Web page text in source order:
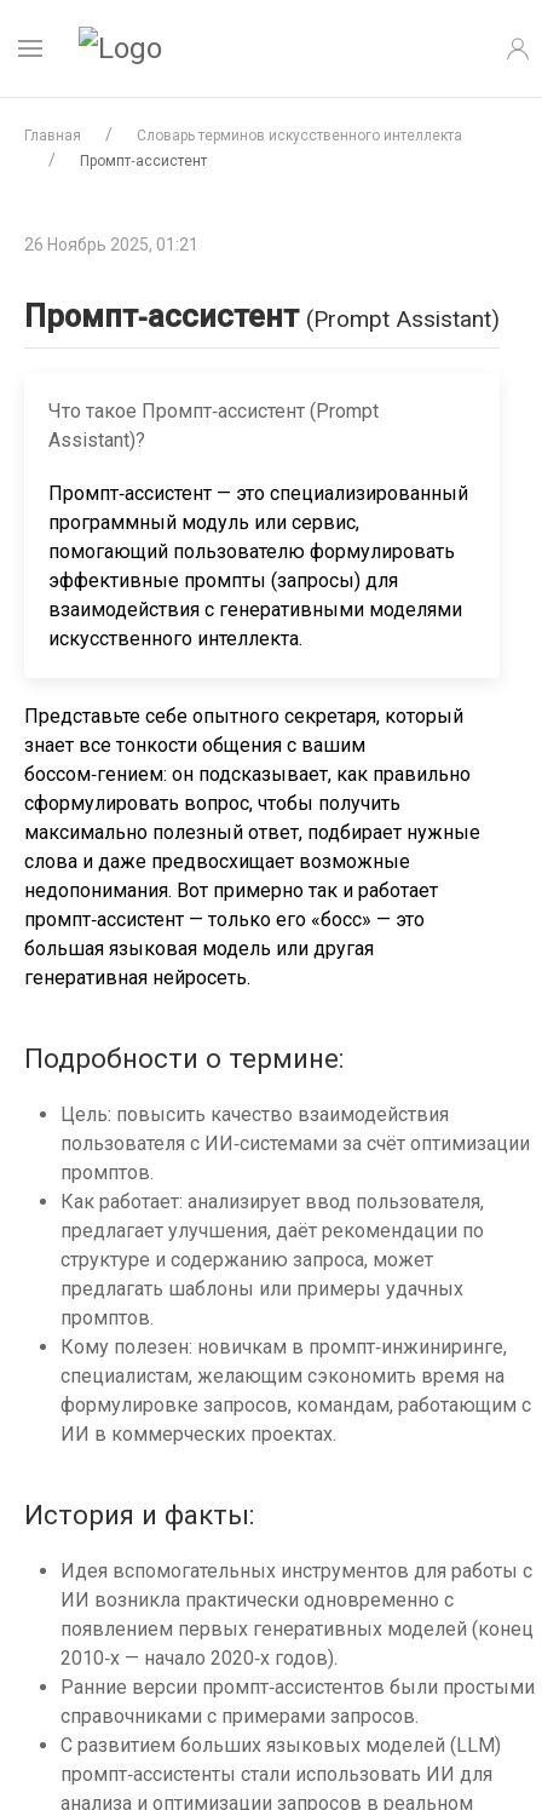
Главная
Словарь терминов искусственного интеллекта
Промпт‑ассистент
26 Ноябрь 2025, 01:21
Промпт‑ассистент (Prompt Assistant)
Что такое Промпт‑ассистент (Prompt
Assistant)?
Промпт‑ассистент — это специализированный
программный модуль или сервис,
помогающий пользователю формулировать
эффективные промпты (запросы) для
взаимодействия с генеративными моделями
искусственного интеллекта.
Представьте себе опытного секретаря, который
знает все тонкости общения с вашим
боссом‑гением: он подсказывает, как правильно
сформулировать вопрос, чтобы получить
максимально полезный ответ, подбирает нужные
слова и даже предвосхищает возможные
недопонимания. Вот примерно так и работает
промпт‑ассистент — только его «босс» — это
большая языковая модель или другая
генеративная нейросеть.
Подробности о термине:
Цель: повысить качество взаимодействия
пользователя с ИИ‑системами за счёт оптимизации
промптов.
Как работает: анализирует ввод пользователя,
предлагает улучшения, даёт рекомендации по
структуре и содержанию запроса, может
предлагать шаблоны или примеры удачных
промптов.
Кому полезен: новичкам в промпт‑инжиниринге,
специалистам, желающим сэкономить время на
формулировке запросов, командам, работающим с
ИИ в коммерческих проектах.
История и факты:
Идея вспомогательных инструментов для работы с
ИИ возникла практически одновременно с
появлением первых генеративных моделей (конец
2010‑х — начало 2020‑х годов).
Ранние версии промпт‑ассистентов были простыми
справочниками с примерами запросов.
С развитием больших языковых моделей (LLM)
промпт‑ассистенты стали использовать ИИ для
анализа и оптимизации запросов в реальном